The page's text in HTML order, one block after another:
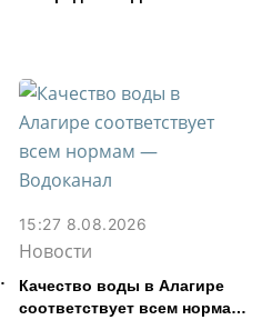
15:27 8.08.2026
Новости
Качество воды в Алагире
соответствует всем нормам